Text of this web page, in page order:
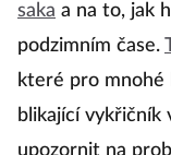
jsme pak
sakaa na to, jak
podzimním čase.
které pro mnohé
blikající vykřičník